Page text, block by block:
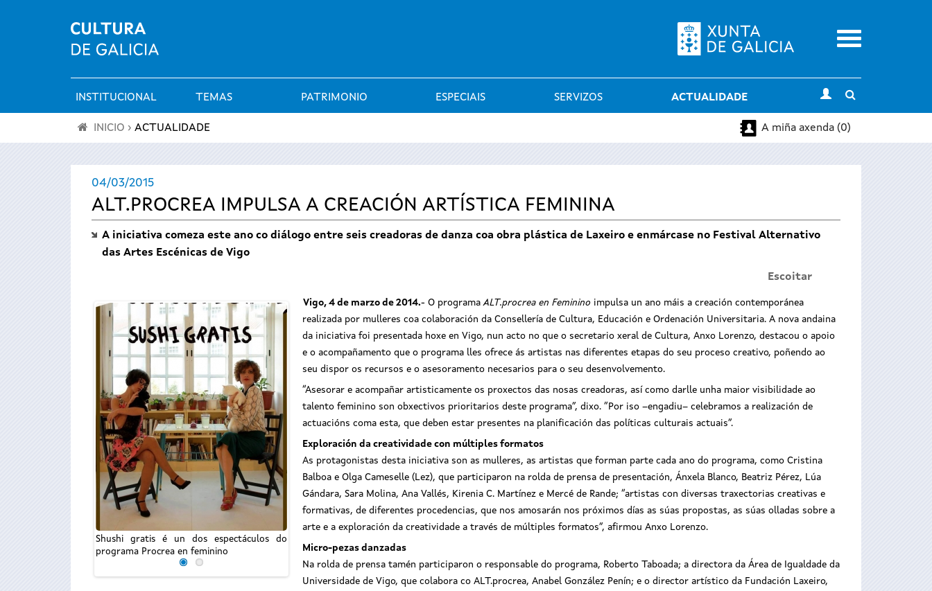
Menu
Menú
principal
INSTITUCIONAL TEMAS PATRIMONIO ESPECIAIS SERVIZOS ACTUALIDADE
search
está
aquí
INICIO › ACTUALIDADE A miña axenda (0)
04/03/2015
ALT.PROCREA IMPULSA A CREACIÓN ARTÍSTICA FEMININA
A iniciativa comeza este ano co diálogo entre seis creadoras de danza coa obra plástica de Laxeiro e enmárcase no Festival Alternativo
das Artes Escénicas de Vigo
Escoitar
Shushi gratis é un dos espectáculos do
programa Procrea en feminino
O secretario xeral de Cultura, Anxo
Procrea en Feminino
Vigo, 4 de marzo de 2014.- O programaALT.procrea en Feminino impulsa un ano máis a creación contemporánea
realizada por mulleres coa colaboración da Consellería de Cultura, Educación e Ordenación Universitaria. A nova andaina
da iniciativa foi presentada hoxe en Vigo, nun acto no que o secretario xeral de Cultura, Anxo Lorenzo, destacou o apoio
e o acompañamento que o programa lles ofrece ás artistas nas diferentes etapas do seu proceso creativo, poñendo ao
seu dispor os recursos e o asesoramento necesarios para o seu desenvolvemento.
“Asesorar e acompañar artisticamente os proxectos das nosas creadoras, así como darlle unha maior visibilidade ao
talento feminino son obxectivos prioritarios deste programa”, dixo. “Por iso –engadiu– celebramos a realización de
actuacións coma esta, que deben estar presentes na planificación das políticas culturais actuais”.
Exploración da creatividade con múltiples formatos
As protagonistas desta iniciativa son as mulleres, as artistas que forman parte cada ano do programa, como Cristina
Balboa e Olga Cameselle (Lez), que participaron na rolda de prensa de presentación, Ánxela Blanco, Beatriz Pérez, Lúa
Gándara, Sara Molina, Ana Vallés, Kirenia C. Martínez e Mercé de Rande; “artistas con diversas traxectorias creativas e
formativas, de diferentes procedencias, que nos amosarán nos próximos días as súas propostas, as súas olladas sobre a
arte e a exploración da creatividade a través de múltiples formatos”, afirmou Anxo Lorenzo.
Micro-pezas danzadas
Na rolda de prensa tamén participaron o responsable do programa, Roberto Taboada; a directora da Área de Igualdade da
Universidade de Vigo, que colabora co ALT.procrea, Anabel González Penín; e o director artístico da Fundación Laxeiro,